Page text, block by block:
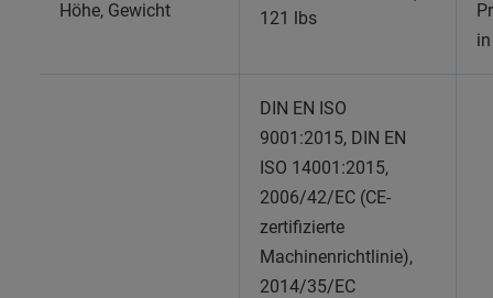
Höhe, Gewicht
121 lbs
DIN EN ISO
9001:2015, DIN EN
ISO 14001:2015,
2006/42/EC (CE-
zertifizierte
Machinenrichtlinie),
2014/35/EC